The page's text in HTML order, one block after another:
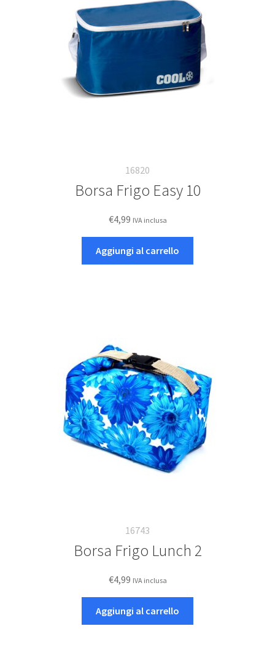
16820
Borsa Frigo Easy 10
€4,99 IVA inclusa
Aggiungi al carrello
16743
Borsa Frigo Lunch 2
€4,99 IVA inclusa
Aggiungi al carrello